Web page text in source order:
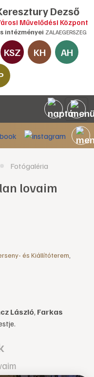
Dezső
Művelődési Központ
intézményei ZALAEGERSZEG
KSZ KH
AH
Fotógaléria
lovaim
és Kiállítóterem
László, Farkas